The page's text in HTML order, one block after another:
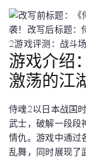
游戏介绍
激荡的江
侍魂2以日本战国
武士，破解一段段
情仇。游戏中通过
乱舞，同时展现了